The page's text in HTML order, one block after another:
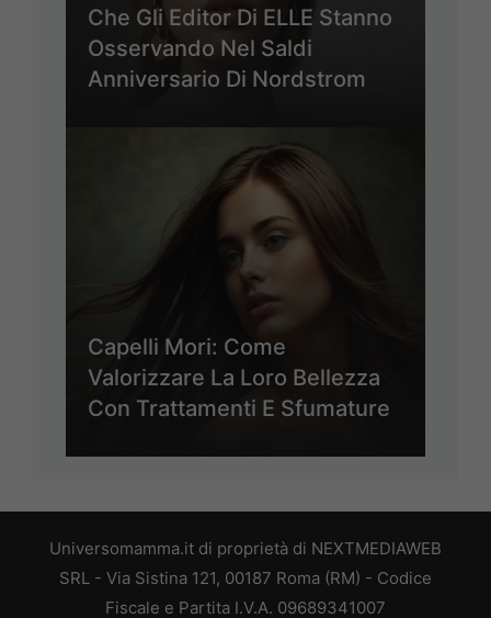
Che Gli Editor Di ELLE Stanno
Osservando Nel Saldi
Anniversario Di Nordstrom
Capelli Mori: Come
Valorizzare La Loro Bellezza
Con Trattamenti E Sfumature
Universomamma.it di proprietà di NEXTMEDIAWEB
SRL - Via Sistina 121, 00187 Roma (RM) - Codice
Fiscale e Partita I.V.A. 09689341007